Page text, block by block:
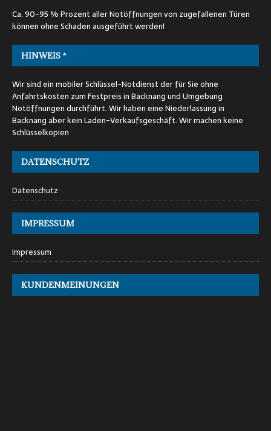
Ca. 90-95 % Prozent aller Notöffnungen von zugefallenen Türen
können ohne Schaden ausgeführt werden!
HINWEIS *
Wir sind ein mobiler Schlüssel-Notdienst der für Sie ohne
Anfahrtskosten zum Festpreis in Backnang und Umgebung
Notöffnungen durchführt. Wir haben eine Niederlassung in
Backnang aber kein Laden-Verkaufsgeschäft. Wir machen keine
Schlüsselkopien
DATENSCHUTZ
Datenschutz
IMPRESSUM
Impressum
KUNDENMEINUNGEN